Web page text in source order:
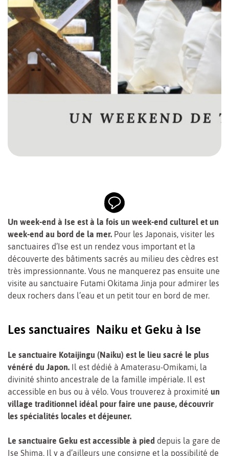
Un week-end à Ise est à la fois un week-end culturel et un
week-end au bord de la mer. Pour les Japonais, visiter les
sanctuaires d’Ise est un rendez vous important et la
découverte des bâtiments sacrés au milieu des cèdres est
très impressionnante. Vous ne manquerez pas ensuite une
visite au sanctuaire Futami Okitama Jinja pour admirer les
deux rochers dans l’eau et un petit tour en bord de mer.
Les sanctuaires Naiku et Geku à Ise
Le sanctuaire Kotaijingu (Naiku) est le lieu sacré le plus
vénéré du Japon. Il est dédié à Amaterasu-Omikami, la
divinité shinto ancestrale de la famille impériale. Il est
accessible en bus ou à vélo. Vous trouverez à proximité un
village traditionnel idéal pour faire une pause, découvrir
les spécialités locales et déjeuner.
Le sanctuaire Geku est accessible à pied depuis la gare de
Ise Shima. Il y a d’ailleurs une consigne et la possibilité de